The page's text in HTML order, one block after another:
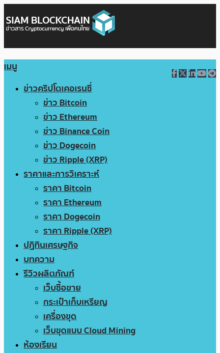
เมนู
ข่าวคริปโตเคอเรนซี่
ข่าว Bitcoin
ข่าว Ethereum
ข่าว Binance Coin
ข่าว Dogecoin
ข่าว Ripple (XRP)
ราคาและการวิเคราะห์
ราคา Bitcoin
ราคา Ethereum
ราคา Dogecoin
ราคา Ripple (XRP)
ปฏิทินเศรษฐกิจ
บทความ
รีวิวผลิตภัณฑ์
เว็บซื้อขาย
กระเป๋าเก็บเหรียญ
เครื่องขุด
เว็บขุดแบบ Cloud Mining
ห้องเรียน